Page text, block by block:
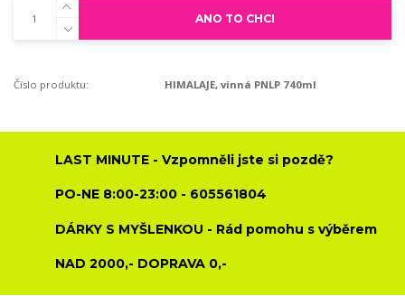
ANO TO CHCI
Číslo produktu: HIMALAJE, vinná PNLP 740ml
LAST MINUTE - Vzpomněli jste si pozdě?
PO-NE 8:00-23:00 - 605561804
DÁRKY S MYŠLENKOU - Rád pomohu s výběrem
NAD 2000,- DOPRAVA 0,-